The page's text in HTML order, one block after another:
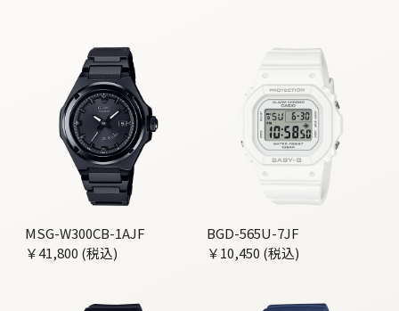
MSG-W300CB-1AJF
￥41,800 (税込)
BGD-565U-7JF
￥10,450 (税込)